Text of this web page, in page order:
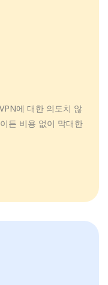
에 대한 의도치 않
든 비용 없이 막대한